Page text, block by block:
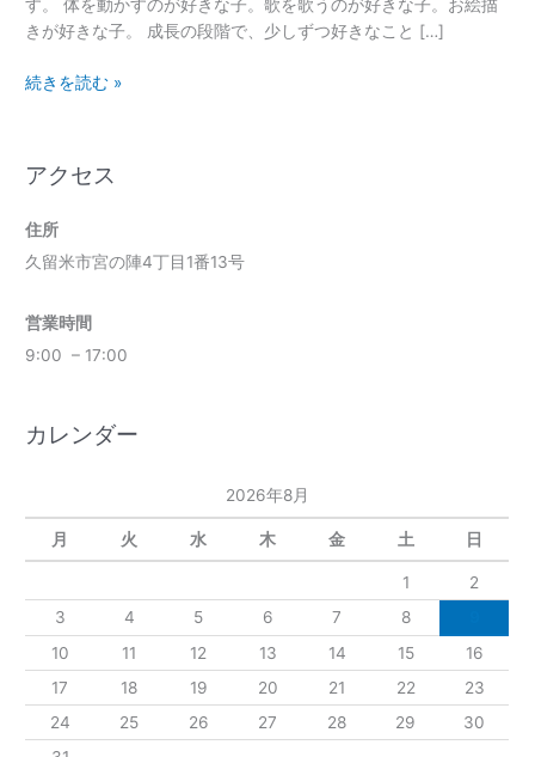
す。 体を動かすのが好きな子。歌を歌うのが好きな子。お絵描
きが好きな子。 成長の段階で、少しずつ好きなこと […]
育
て
る
続きを読む »
アクセス
住所
久留米市宮の陣4丁目1番13号
営業時間
9:00 – 17:00
カレンダー
2026年8月
月 火 水 木 金 土 日
1
2
3
4 5 6 7 8
10
11 12 13 14 15
16
17
18 19 20 21 22
23
24
25 26 27 28 29
30